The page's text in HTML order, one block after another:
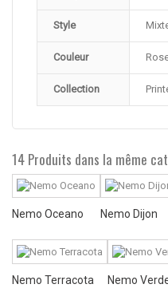
Style
Couleur
Collection
14 Produits dans la même
Nemo Oceano Nemo Dijon
Nemo Terracota Nemo